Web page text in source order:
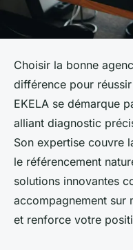
Choisir la bonne
différence pour
EKELA se démarque
alliant diagnostic
Son expertise couvre
le référencement
solutions innovantes
accompagnement sur
et renforce votre